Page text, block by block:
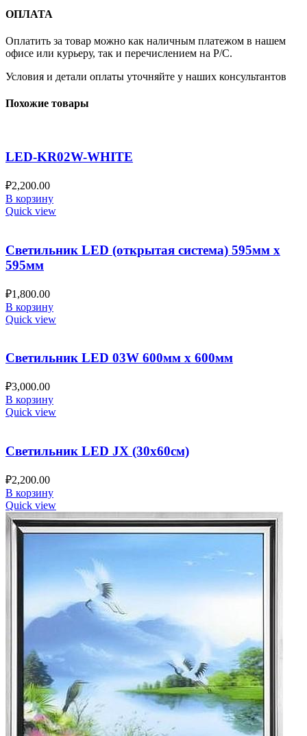
ОПЛАТА
Оплатить за товар можно как наличным платежом в нашем
офисе или курьеру, так и перечислением на Р/С.
Условия и детали оплаты уточняйте у наших консультантов
Похожие товары
LED-KR02W-WHITE
₽2,200.00
В корзину
Quick view
Светильник LED (открытая система) 595мм х
595мм
₽1,800.00
В корзину
Quick view
Светильник LED 03W 600мм х 600мм
₽3,000.00
В корзину
Quick view
Светильник LED JX (30х60см)
₽2,200.00
В корзину
Quick view